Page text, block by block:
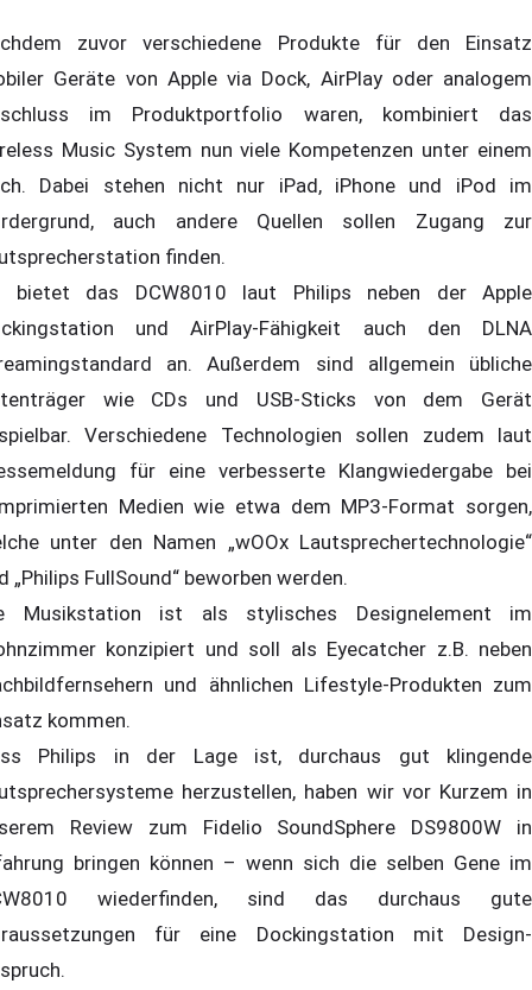
zuvor verschiedene Produkte für den Einsatz
Geräte von Apple via Dock, AirPlay oder analogem
im Produktportfolio waren, kombiniert das
Music System nun viele Kompetenzen unter einem
Dabei stehen nicht nur iPad, iPhone und iPod im
auch andere Quellen sollen Zugang zur
finden.
bietet das DCW8010 laut Philips neben der Apple
und AirPlay-Fähigkeit auch den DLNA
an. Außerdem sind allgemein übliche
wie CDs und USB-Sticks von dem Gerät
Verschiedene Technologien sollen zudem laut
für eine verbesserte Klangwiedergabe bei
Medien wie etwa dem MP3-Format sorgen,
unter den Namen „wOOx Lautsprechertechnologie“
„Philips FullSound“ beworben werden.
Musikstation ist als stylisches Designelement im
konzipiert und soll als Eyecatcher z.B. neben
und ähnlichen Lifestyle-Produkten zum
kommen.
Philips in der Lage ist, durchaus gut klingende
herzustellen, haben wir vor Kurzem in
Review zum Fidelio SoundSphere DS9800W in
bringen können – wenn sich die selben Gene im
wiederfinden, sind das durchaus gute
für eine Dockingstation mit Design-